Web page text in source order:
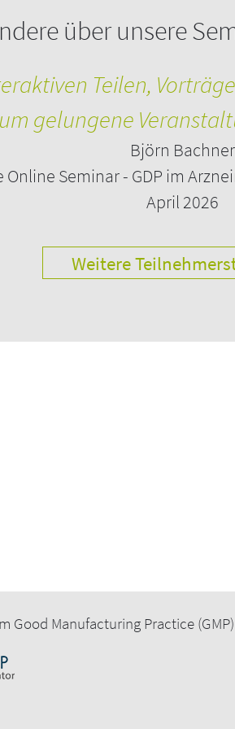
die Übertragung wird von
von CONCEPT
über unsere
Teilen,
gelungene
Björn Bachner
Online Seminar - GDP im
April 2026
Weitere
Good Manufacturing Practice